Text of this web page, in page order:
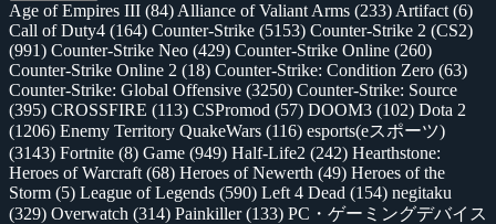
Age of Empires III (84) Alliance of Valiant Arms (233) Artifact (6)
Call of Duty4 (164) Counter-Strike (5153) Counter-Strike 2 (CS2)
(991) Counter-Strike Neo (429) Counter-Strike Online (260)
Counter-Strike Online 2 (18) Counter-Strike: Condition Zero (63)
Counter-Strike: Global Offensive (3250) Counter-Strike: Source
(395) CROSSFIRE (113) CSPromod (57) DOOM3 (102) Dota 2
(1206) Enemy Territory QuakeWars (116) esports(eスポーツ)
(3143) Fortnite (8) Game (949) Half-Life2 (242) Hearthstone:
Heroes of Warcraft (68) Heroes of Newerth (49) Heroes of the
Storm (5) League of Legends (590) Left 4 Dead (154) negitaku
(329) Overwatch (314) Painkiller(133) PC・ゲーミングデバイス